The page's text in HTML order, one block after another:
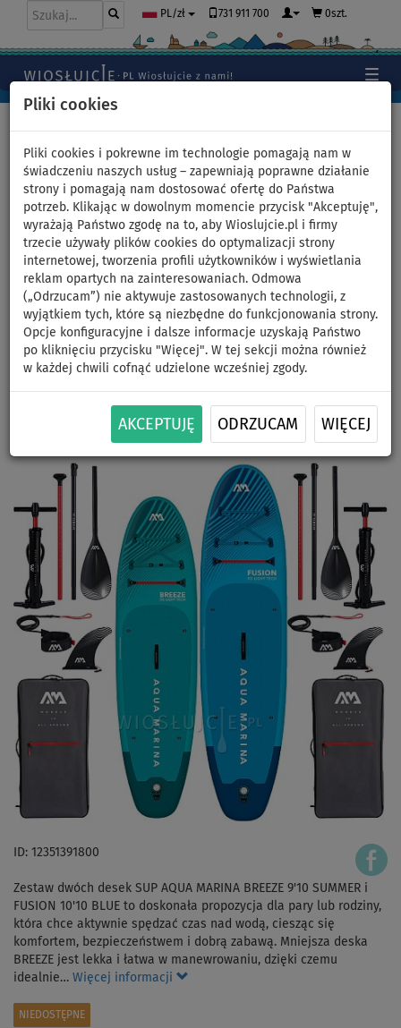
Pliki cookies
Pliki cookies i pokrewne im technologie pomagają nam w
świadczeniu naszych usług – zapewniają poprawne działanie
strony i pomagają nam dostosować ofertę do Państwa
potrzeb. Klikając w dowolnym momencie przycisk "Akceptuję",
wyrażają Państwo zgodę na to, aby Wioslujcie.pl i firmy
trzecie używały plików cookies do optymalizacji strony
internetowej, tworzenia profili użytkowników i wyświetlania
reklam opartych na zainteresowaniach. Odmowa
(„Odrzucam”) nie aktywuje zastosowanych technologii, z
wyjątkiem tych, które są niezbędne do funkcjonowania strony.
Opcje konfiguracyjne i dalsze informacje uzyskają Państwo
po kliknięciu przycisku "Więcej". W tej sekcji można również
w każdej chwili cofnąć udzielone wcześniej zgody.
AKCEPTUJĘ ODRZUCAM WIĘCEJ
PL/zł 731 911 700 0szt.
Zestaw 2 desek SUP AQUA
MARINA BREEZE 9'10 SUMMER
+ FUSION 10'10 BLUE -
rodzinny komplet
paddleboard
DO
WIOSŁO W
OPCJA
DARMOWA
ID: 12351391800
Zestaw dwóch desek SUP AQUA MARINA BREEZE 9'10 SUMMER i
FUSION 10'10 BLUE to doskonała propozycja dla pary lub rodziny,
która chce aktywnie spędzać czas nad wodą, ciesząc się
komfortem, bezpieczeństwem i dobrą zabawą. Mniejsza deska
BREEZE jest lekka i łatwa w manewrowaniu, dzięki czemu
idealnie… Więcej informacji
NIEDOSTĘPNE